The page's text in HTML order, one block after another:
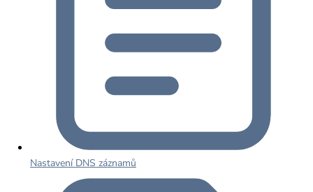
Nastavení DNS záznamů